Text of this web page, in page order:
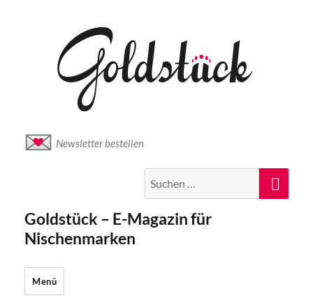
Newsletter bestellen
nach:
Goldstück – E-Magazin für
Nischenmarken
Menü